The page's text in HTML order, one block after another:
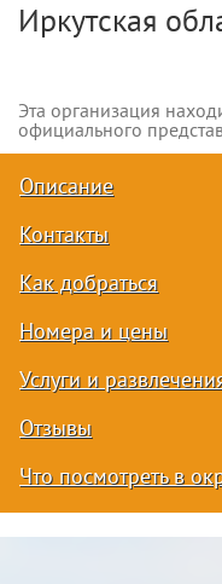
Иркутская
Эта организация
официального
Описание
Контакты
Как добраться
Номера и цены
Услуги и
Отзывы
Что посмотреть в